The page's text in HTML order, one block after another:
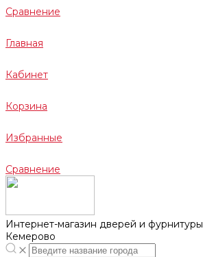
Сравнение
Главная
Кабинет
Корзина
Избранные
Сравнение
Интернет-магазин дверей и фурнитуры
Кемерово